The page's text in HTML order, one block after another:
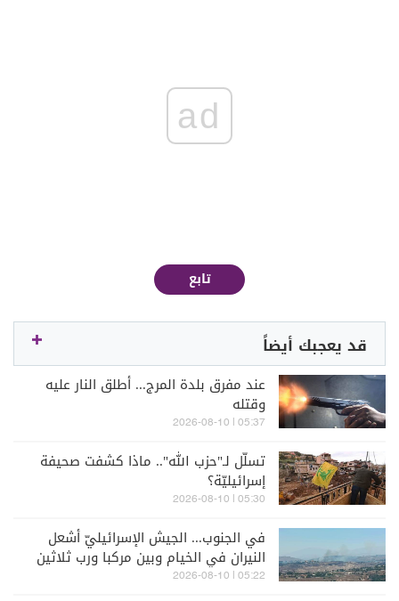
ad
تابع
قد يعجبك أيضاً
عند مفرق بلدة المرج... أطلق النار عليه
وقتله
05:37 | 2026-08-10
تسلّل لـ"حزب الله".. ماذا كشفت صحيفة
إسرائيليّة؟
05:30 | 2026-08-10
في الجنوب... الجيش الإسرائيليّ أشعل
النيران في الخيام وبين مركبا ورب ثلاثين
05:22 | 2026-08-10